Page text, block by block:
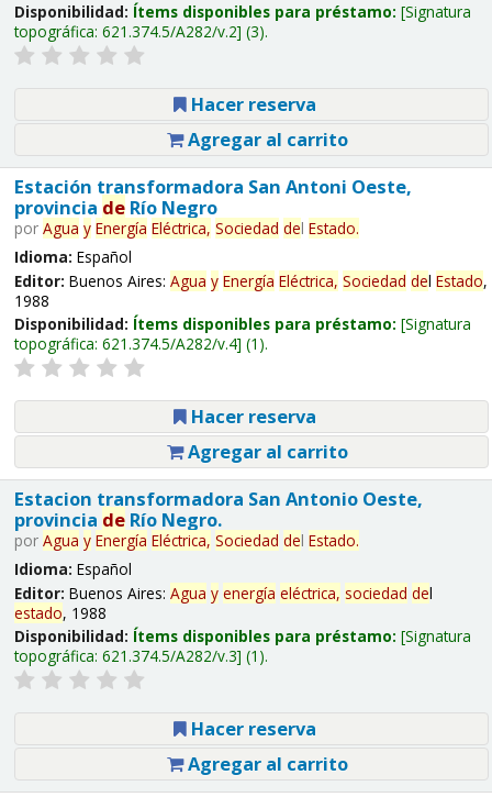
Disponibilidad: Ítems disponibles para préstamo: Signatura
topográfica: 621.374.5/A282/v.2 (3).
Hacer reserva
Agregar al carrito
Estación transformadora San Antoni Oeste,
provincia deRío Negro
por Agua y Energía Eléctrica, Sociedad del Estado.
Idioma: Español
Editor: Buenos Aires: Agua y Energía Eléctrica, Sociedad del Estado,
1988
Disponibilidad: Ítems disponibles para préstamo: Signatura
topográfica: 621.374.5/A282/v.4 (1).
Hacer reserva
Agregar al carrito
Estacion transformadora San Antonio Oeste,
provincia deRío Negro.
por Agua y Energía Eléctrica, Sociedad del Estado.
Idioma: Español
Editor: Buenos Aires: Agua y energía eléctrica, sociedad del
estado, 1988
Disponibilidad: Ítems disponibles para préstamo: Signatura
topográfica: 621.374.5/A282/v.3 (1).
Hacer reserva
Agregar al carrito